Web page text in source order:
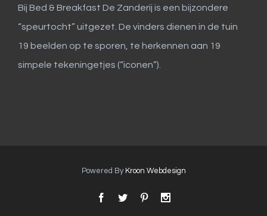
Bij Bed & Breakfast De Zanderij is een bijzondere
“speurtocht” uitgezet. De vinders dienen in de tuin
19 beelden op te sporen, te herkennen aan 19
simpele tekeningetjes (“iconen”).
Powered By Kroon Webdesign